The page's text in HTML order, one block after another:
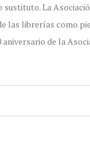
sustituto. La
las librerías como
de la